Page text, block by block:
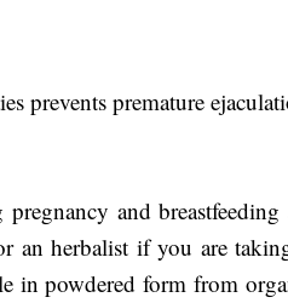
prevents premature
and
herbalist if you are
in powdered form from